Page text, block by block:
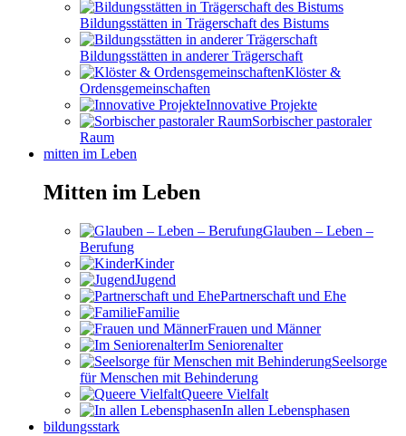
Bildungsstätten in Trägerschaft des Bistums
Bildungsstätten in anderer Trägerschaft
Klöster &
Ordensgemeinschaften
Innovative Projekte
Sorbischer pastoraler
Raum
mitten im Leben
Mitten im Leben
Glauben – Leben –
Berufung
Kinder
Jugend
Partnerschaft und Ehe
Familie
Frauen und Männer
Im Seniorenalter
Seelsorge
für Menschen mit Behinderung
Queere Vielfalt
In allen Lebensphasen
bildungsstark